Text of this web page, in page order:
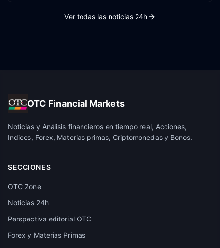
Ver todas las noticias 24h
OTC Financial Markets
Noticias y Análisis financieros en tiempo real, Acciones,
Indices, Forex, Materias primas, Criptomonedas y Bonos.
SECCIONES
OTC Zone
Noticias 24h
Perspectiva editorial OTC
Forex y Materias Primas